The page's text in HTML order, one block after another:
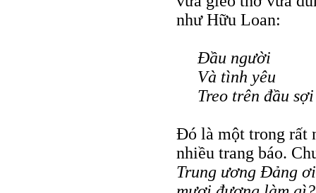
như Hữu Loan:
Đầu người
Và tình yêu
Treo trên đầu
Đó là một trong rất
nhiều trang báo.
Trung ương Đảng